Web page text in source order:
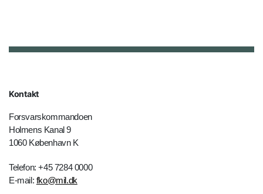
Kontakt
Forsvarskommandoen
Holmens Kanal 9
1060 København K
Telefon: +45 7284 0000
E-mail: fko@mil.dk